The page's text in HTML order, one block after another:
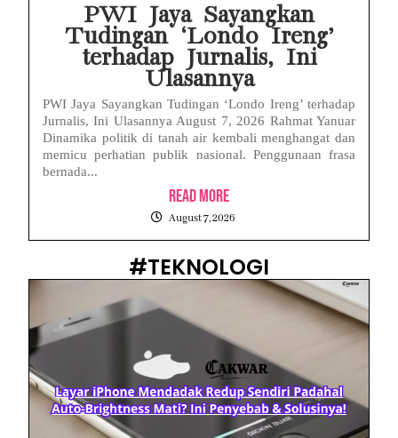
PWI Jaya Sayangkan
Tudingan ‘Londo Ireng’
terhadap Jurnalis, Ini
Ulasannya
PWI Jaya Sayangkan Tudingan ‘Londo Ireng’ terhadap
Jurnalis, Ini Ulasannya August 7, 2026 Rahmat Yanuar
Dinamika politik di tanah air kembali menghangat dan
memicu perhatian publik nasional. Penggunaan frasa
bernada...
Read More
August 7, 2026
#TEKNOLOGI